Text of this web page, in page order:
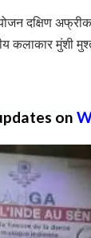
दक्षिण
कलाकार
on